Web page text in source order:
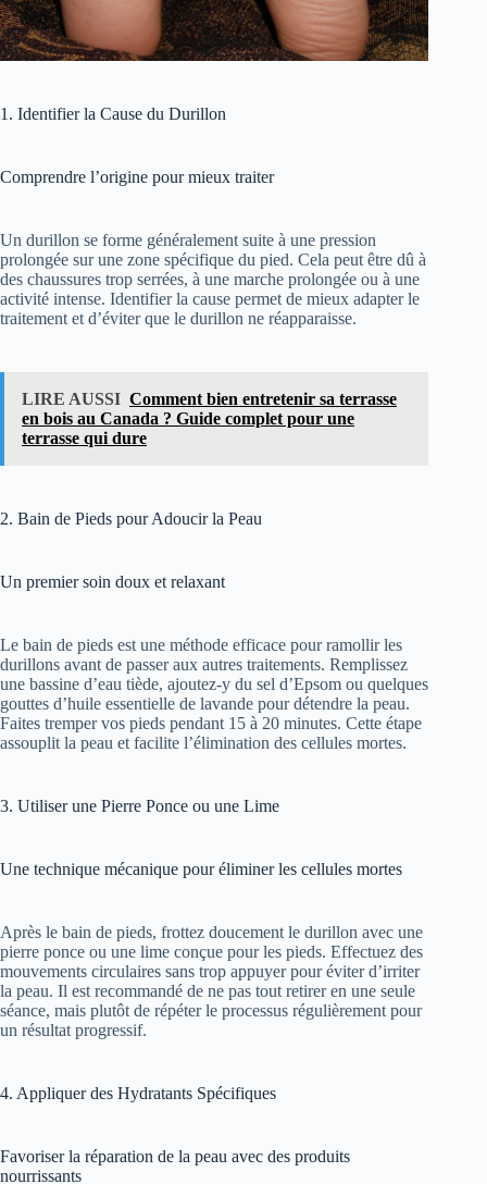
1. Identifier la Cause du Durillon
Comprendre l’origine pour mieux traiter
Un durillon se forme généralement suite à une pression
prolongée sur une zone spécifique du pied. Cela peut être dû à
des chaussures trop serrées, à une marche prolongée ou à une
activité intense. Identifier la cause permet de mieux adapter le
traitement et d’éviter que le durillon ne réapparaisse.
LIRE AUSSI Comment bien entretenir sa terrasse
en bois au Canada ? Guide complet pour une
terrasse qui dure
2. Bain de Pieds pour Adoucir la Peau
Un premier soin doux et relaxant
Le bain de pieds est une méthode efficace pour ramollir les
durillons avant de passer aux autres traitements. Remplissez
une bassine d’eau tiède, ajoutez-y du sel d’Epsom ou quelques
gouttes d’huile essentielle de lavande pour détendre la peau.
Faites tremper vos pieds pendant 15 à 20 minutes. Cette étape
assouplit la peau et facilite l’élimination des cellules mortes.
3. Utiliser une Pierre Ponce ou une Lime
Une technique mécanique pour éliminer les cellules mortes
Après le bain de pieds, frottez doucement le durillon avec une
pierre ponce ou une lime conçue pour les pieds. Effectuez des
mouvements circulaires sans trop appuyer pour éviter d’irriter
la peau. Il est recommandé de ne pas tout retirer en une seule
séance, mais plutôt de répéter le processus régulièrement pour
un résultat progressif.
4. Appliquer des Hydratants Spécifiques
Favoriser la réparation de la peau avec des produits
nourrissants